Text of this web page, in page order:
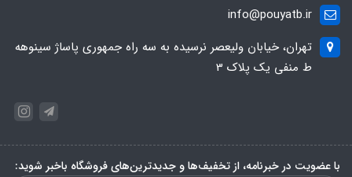
info@pouyatb.ir
تهران، خیابان ولیعصر نرسیده به سه راه جمهوری پاساژ سینوهه
ط منفی یک پلاک 3
با عضویت در خبرنامه، از تخفیف‌ها و جدیدترین‌های فروشگاه باخبر شوید: